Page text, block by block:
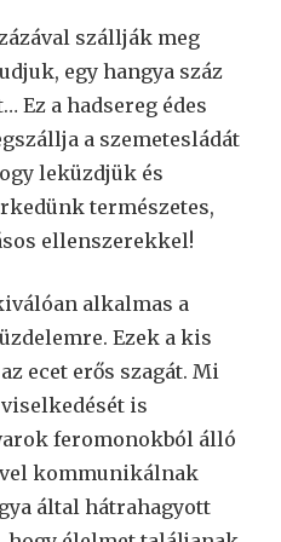
szállják meg
egy hangya száz
Ez a hadsereg édes
a szemetesládát
leküzdjük és
természetes,
ellenszerekkel!
alkalmas a
Ezek a kis
ecet erős szagát. Mi
viselkedését is
feromonokból álló
kommunikálnak
által hátrahagyott